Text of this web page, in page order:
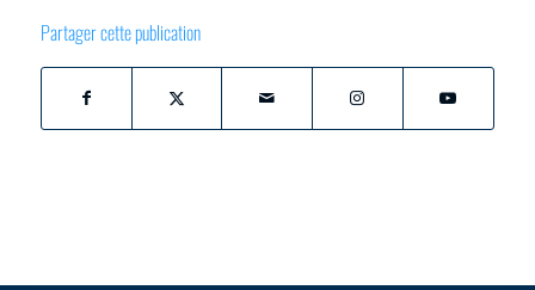
Partager cette publication